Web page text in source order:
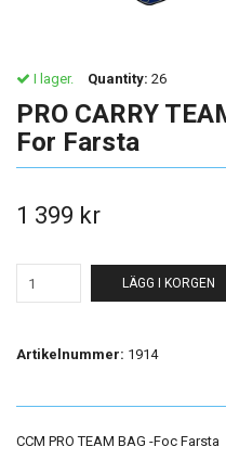
I lager. Quantity: 26
PRO CARRY
For Farsta
1 399 kr
LÄGG I KORGEN
Artikelnummer: 1914
CCM PRO TEAM BAG -Foc Farsta